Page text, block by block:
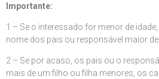
Importante:
1 – Se o interessado for menor de
nome dos pais ou responsável maior de
2 – Se por acaso, os pais ou o
mais de um filho ou filha menores, os